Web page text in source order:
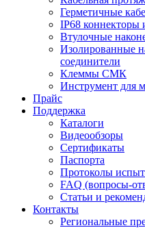
Герметичные
IP68 коннекторы
Втулочные
Изолированные
соединители
Клеммы СМК
Инструмент для
Прайс
Поддержка
Каталоги
Видеообзоры
Сертификаты
Паспорта
Протоколы
FAQ (вопросы-
Статьи и
Контакты
Региональные